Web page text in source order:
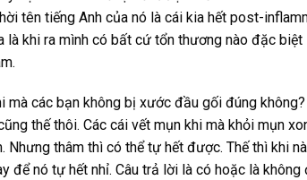
tên tiếng Anh của nó là cái kia hết post-
là khi ra mình có bất cứ tổn thương nào đặc
mà các bạn không bị xước đầu gối đúng
thế thôi. Các cái vết mụn khi mà khỏi mụn
Nhưng thâm thì có thể tự hết được. Thế thì khi
để nó tự hết nhỉ. Câu trả lời là có hoặc là